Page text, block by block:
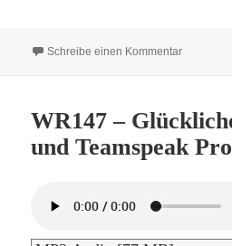
Schreibe einen Kommentarzu
WR147 –
und Teamspeak